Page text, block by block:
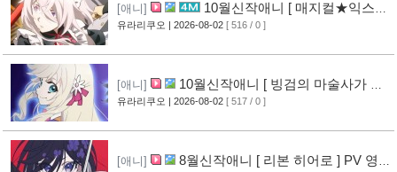
[애니]
10월신작애니 [ 매지컬★익스플
로러 ] PV 영상 공개 [11]
유라리쿠오 | 2026-08-02 [ 516 / 0 ]
[애니]
10월신작애니 [ 빙검의 마술사가 세
계를 다스린다 ] 2기 PV 영상 공개
유라리쿠오 | 2026-08-02 [ 517 / 0 ]
[애니]
8월신작애니 [ 리본 히어로 ] PV 영